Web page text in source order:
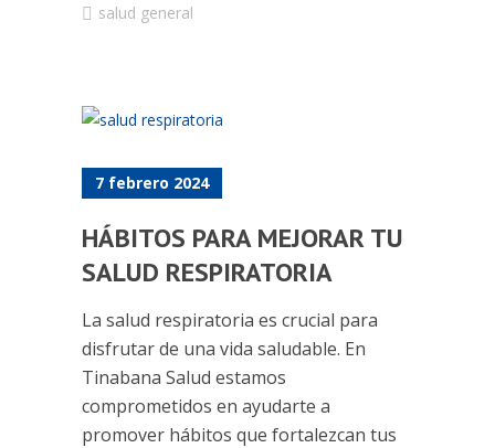
salud general
7 febrero 2024
HÁBITOS PARA MEJORAR TU
SALUD RESPIRATORIA
La salud respiratoria es crucial para
disfrutar de una vida saludable. En
Tinabana Salud estamos
comprometidos en ayudarte a
promover hábitos que fortalezcan tus